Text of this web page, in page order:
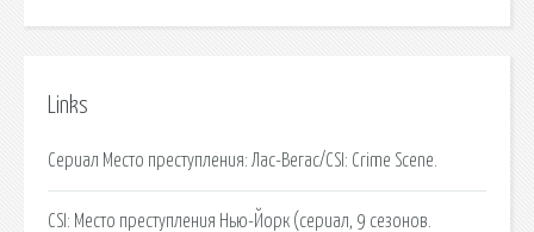
Links
Сериал Место преступления: Лас-Вегас/CSI: Crime Scene.
CSI: Место преступления Нью-Йорк (сериал, 9 сезонов.